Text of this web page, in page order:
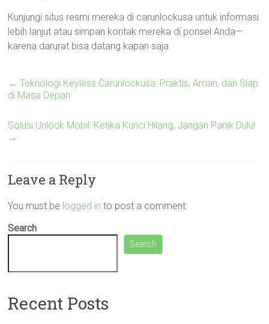
Kunjungi situs resmi mereka di carunlockusa untuk informasi
lebih lanjut atau simpan kontak mereka di ponsel Anda—
karena darurat bisa datang kapan saja.
← Teknologi Keyless Carunlockusa: Praktis, Aman, dan Siap
di Masa Depan
Solusi Unlock Mobil: Ketika Kunci Hilang, Jangan Panik Dulu!
→
Leave a Reply
You must be logged in to post a comment.
Search
Search
Recent Posts